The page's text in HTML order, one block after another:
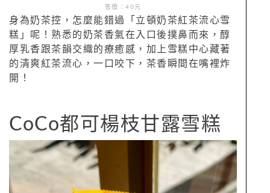
售價：40元
身為奶茶控，怎麼能錯過「立頓奶茶紅茶流心雪
糕」呢！熟悉的奶茶香氣在入口後撲鼻而來，醇
厚乳香跟茶韻交織的療癒感，加上雪糕中心藏著
的清爽紅茶流心，一口咬下，茶香瞬間在嘴裡炸
開！
CoCo都可楊枝甘露雪糕